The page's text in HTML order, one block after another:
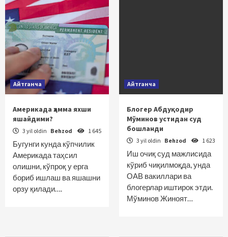
Айтганча
Америкада ҳамма яхши
яшайдими?
3 yil oldin Behzod 1 645
Бугунги кунда кўпчилик
Америкада таҳсил
олишни, кўпроқ у ерга
бориб ишлаш ва яшашни
орзу қилади….
Айтганча
Блогер Абдуқодир
Мўминов устидан суд
бошланди
3 yil oldin Behzod 1 623
Иш очиқ суд мажлисида
кўриб чиқилмоқда, унда
ОАВ вакиллари ва
блогерлар иштирок этди.
Мўминов Жиноят…